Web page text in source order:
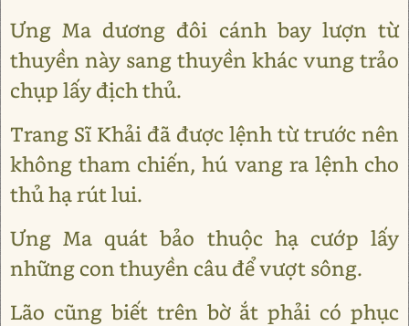
Ưng Ma dương đôi cánh bay lượn từ
thuyền này sang thuyền khác vung trảo
chụp lấy địch thủ.
Trang Sĩ Khải đã được lệnh từ trước nên
không tham chiến, hú vang ra lệnh cho
thủ hạ rút lui.
Ưng Ma quát bảo thuộc hạ cướp lấy
những con thuyền câu để vượt sông.
Lão cũng biết trên bờ ắt phải có phục